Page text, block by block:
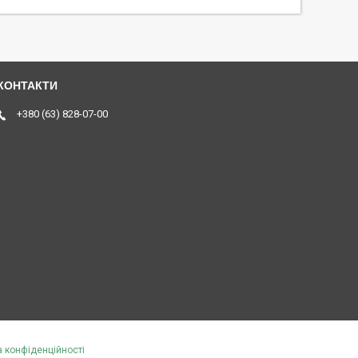
+380 (63) 828-07-00
конфіденційності